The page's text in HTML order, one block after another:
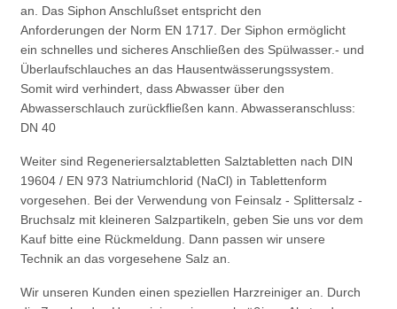
an. Das Siphon Anschlußset entspricht den
Anforderungen der Norm EN 1717. Der Siphon ermöglicht
ein schnelles und sicheres Anschließen des Spülwasser.- und
Überlaufschlauches an das Hausentwässerungssystem.
Somit wird verhindert, dass Abwasser über den
Abwasserschlauch zurückfließen kann. Abwasseranschluss:
DN 40
Weiter sind Regeneriersalztabletten Salztabletten nach DIN
19604 / EN 973 Natriumchlorid (NaCl) in Tablettenform
vorgesehen. Bei der Verwendung von Feinsalz - Splittersalz -
Bruchsalz mit kleineren Salzpartikeln, geben Sie uns vor dem
Kauf bitte eine Rückmeldung. Dann passen wir unsere
Technik an das vorgesehene Salz an.
Wir unseren Kunden einen speziellen Harzreiniger an. Durch